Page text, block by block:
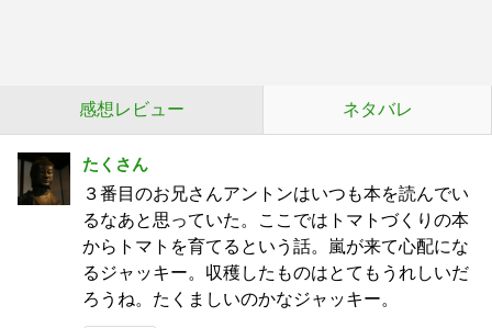
感想レビュー ネタバレ
たくさん
３番目のお兄さんアントンはいつも本を読んでい
るなあと思っていた。ここではトマトづくりの本
からトマトを育てるという話。嵐が来て心配にな
るジャッキー。収穫したものはとてもうれしいだ
ろうね。たくましいのかなジャッキー。